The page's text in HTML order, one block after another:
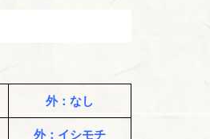
外：なし
外：イシモチ